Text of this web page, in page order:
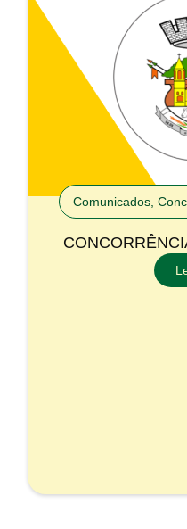
Comunicados ,